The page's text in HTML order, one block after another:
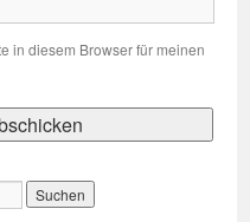
in diesem Browser für meinen